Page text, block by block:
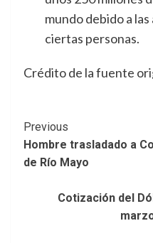
mundo debido a
ciertas personas.
Crédito de la fuente
Post
Navigation
Previous
Hombre trasladado a
de Río Mayo
Cotización del